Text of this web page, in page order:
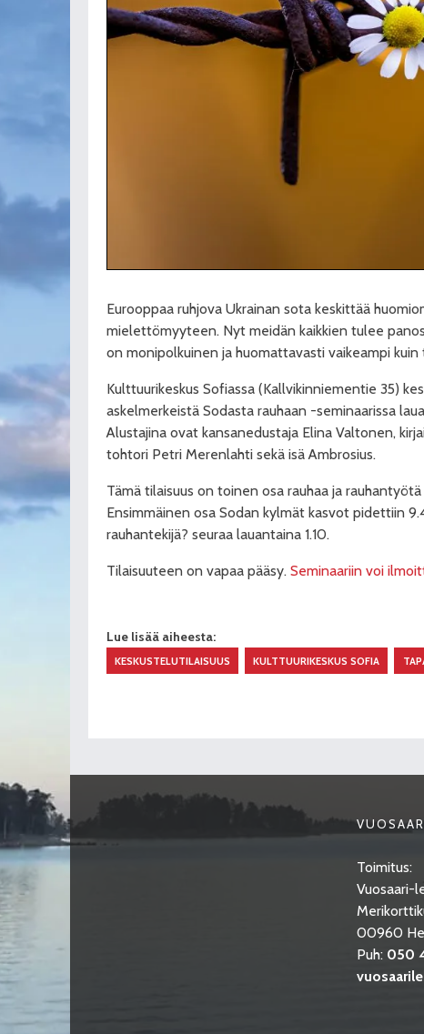
Eurooppaa ruhjova Ukrainan sota keskittää
mielettömyyteen. Nyt meidän kaikkien tulee
on monipolkuinen ja huomattavasti vaikeampi kuin
Kulttuurikeskus Sofiassa (Kallvikinniementie 35)
askelmerkeistä Sodasta rauhaan -seminaarissa
Alustajina ovat kansanedustaja Elina Valtonen,
tohtori Petri Merenlahti sekä isä Ambrosius.
Tämä tilaisuus on toinen osa rauhaa ja
Ensimmäinen osa Sodan kylmät kasvot pidettiin
rauhantekijä? seuraa lauantaina 1.10.
Tilaisuuteen on vapaa pääsy. Seminaariin voi
Lue lisää aiheesta:
KESKUSTELUTILAISUUS KULTTUURIKESKUS SOFIA
Toimitus:
Vuosaari-
00960
Puh: 050